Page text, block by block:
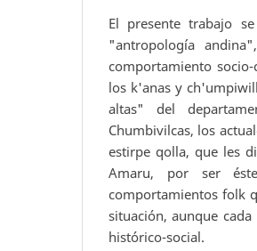
El presente trabajo
"antropología
comportamiento
los k'anas y
altas" del
Chumbivilcas, los
estirpe qolla, que les
Amaru, por ser
comportamientos folk
situación, aunque
histórico-social.